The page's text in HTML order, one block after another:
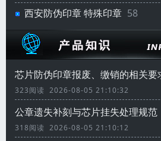
西安防伪印章 特殊印章 58
芯片防伪印章报废、缴销的相关要
323阅读 2026-08-05 21:10:32
公章遗失补刻与芯片挂失处理规范
318阅读 2026-08-05 21:10:12